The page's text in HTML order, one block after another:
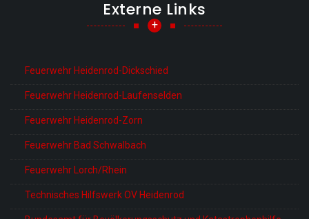
Externe Links
+
Feuerwehr Heidenrod-Dickschied
Feuerwehr Heidenrod-Laufenselden
Feuerwehr Heidenrod-Zorn
Feuerwehr Bad Schwalbach
Feuerwehr Lorch/Rhein
Technisches Hilfswerk OV Heidenrod